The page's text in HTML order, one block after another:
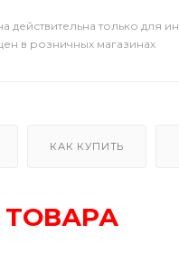
действительна только для
в розничных магазинах
КАК КУПИТЬ